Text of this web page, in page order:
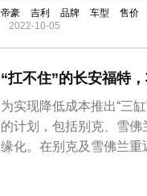
帝豪 吉利 品牌 车型 售价
2022-10-05
“扛不住”的长安福特
为实现降低成本推出“三
的计划，包括别克、雪
缘化。在别克及雪佛兰重